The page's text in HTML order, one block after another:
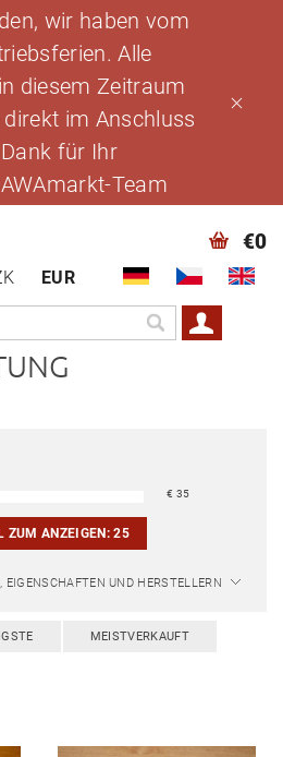
wir haben vom
Alle
diesem Zeitraum
im Anschluss
für Ihr
Team
EUR
€0
€ 35
ZUM ANZEIGEN:25
UND HERSTELLERN
MEISTVERKAUFT